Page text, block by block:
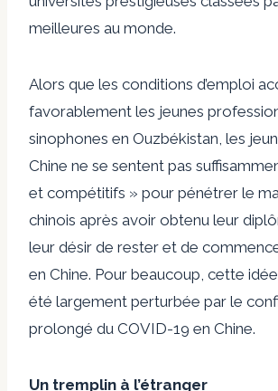
meilleures au monde.
Alors que les conditions d’emploi
favorablement les jeunes
sinophones en Ouzbékistan, les
Chine ne se sentent pas
et compétitifs » pour pénétrer le
chinois après avoir obtenu leur
leur désir de rester et de
en Chine. Pour beaucoup, cette
été largement perturbée par le
prolongé du COVID-19 en Chine.
Un tremplin à l’étranger